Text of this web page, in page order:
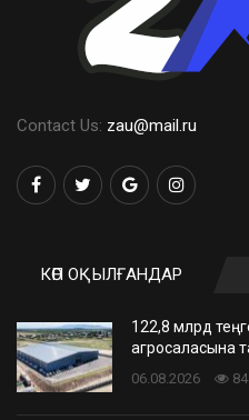
Contact Us: zau@mail.ru
КӨП ОҚЫЛҒАНДАР
122,8 млрд
агросаласына
06.08.2026 84